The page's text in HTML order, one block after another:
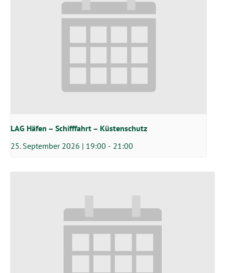
LAG Häfen – Schifffahrt – Küstenschutz
25. September 2026 | 19:00 - 21:00